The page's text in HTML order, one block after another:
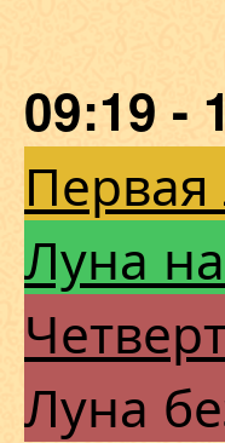
09:19 -
Луна
Луна